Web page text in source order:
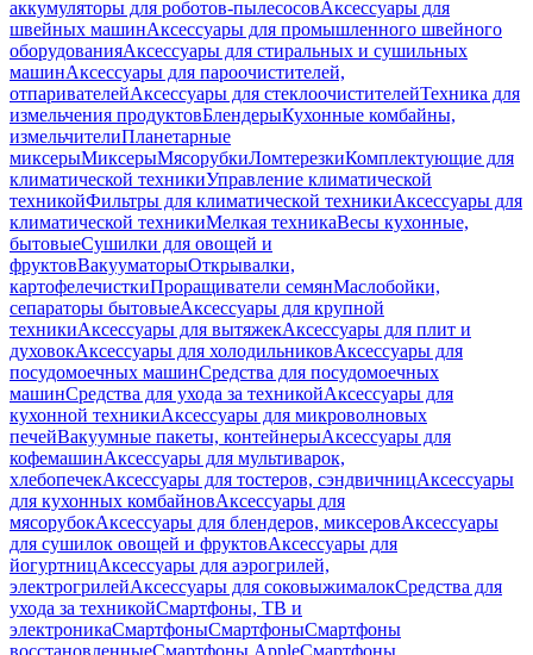
аккумуляторы для роботов-пылесосовАксессуары для
швейных машинАксессуары для промышленного швейного
оборудованияАксессуары для стиральных и сушильных
машинАксессуары для пароочистителей,
отпаривателейАксессуары для стеклоочистителейТехника для
измельчения продуктовБлендерыКухонные комбайны,
измельчителиПланетарные
миксерыМиксерыМясорубкиЛомтерезкиКомплектующие для
климатической техникиУправление климатической
техникойФильтры для климатической техникиАксессуары для
климатической техникиМелкая техникаВесы кухонные,
бытовыеСушилки для овощей и
фруктовВакууматорыОткрывалки,
картофелечисткиПроращиватели семянМаслобойки,
сепараторы бытовыеАксессуары для крупной
техникиАксессуары для вытяжекАксессуары для плит и
духовокАксессуары для холодильниковАксессуары для
посудомоечных машинСредства для посудомоечных
машинСредства для ухода за техникойАксессуары для
кухонной техникиАксессуары для микроволновых
печейВакуумные пакеты, контейнерыАксессуары для
кофемашинАксессуары для мультиварок,
хлебопечекАксессуары для тостеров, сэндвичницАксессуары
для кухонных комбайновАксессуары для
мясорубокАксессуары для блендеров, миксеровАксессуары
для сушилок овощей и фруктовАксессуары для
йогуртницАксессуары для аэрогрилей,
электрогрилейАксессуары для соковыжималокСредства для
ухода за техникойСмартфоны, ТВ и
электроникаСмартфоныСмартфоныСмартфоны
восстановленныеСмартфоны AppleСмартфоны